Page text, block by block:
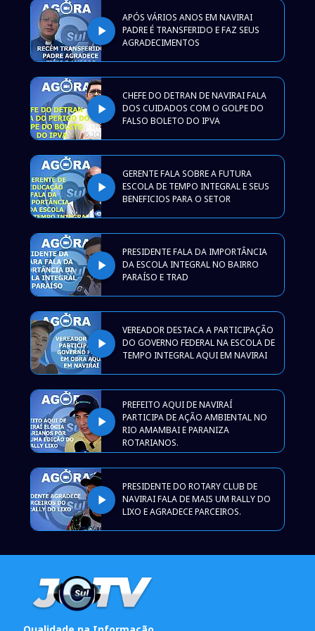
play_arrow
APÓS VÁRIOS ANOS EM NAVIRAI
PADRE É TRANSFERIDO E FAZ SEUS
AGRADECIMENTOS
play_arrow
CHEFE DO DETRAN DE NAVIRAI FALA
DOS CUIDADOS COM O GOLPE DO
FALSO BOLETO DO IPVA
play_arrow
GERENTE FALA SOBRE A FUTURA
ESCOLA DE TEMPO INTEGRAL E SEUS
BENEFICIOS PARA O SETOR
play_arrow
PRESIDENTE FALA DA IMPORTÂNCIA
DA ESCOLA INTEGRAL NO BAIRRO
PARAÍSO E TRAD
play_arrow
VEREADOR DESTACA A PARTICIPAÇÃO
DO GOVERNO FEDERAL NA ESCOLA DE
TEMPO INTEGRAL AQUI EM NAVIRAI
play_arrow
PREFEITO AQUI DE NAVIRAÍ
PARTICIPA DE AÇÃO AMBIENTAL NO
RIO AMAMBAI E PARANIZA
ROTARIANOS.
play_arrow
PRESIDENTE DO ROTARY CLUB DE
NAVIRAI FALA DE MAIS UM RALLY DO
LIXO E AGRADECE PARCEIROS.